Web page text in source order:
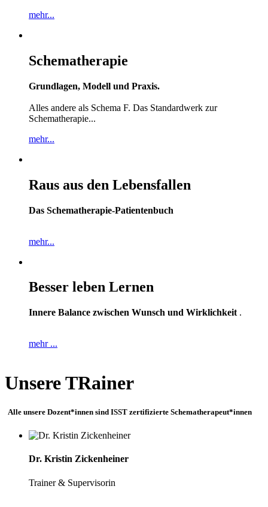
mehr...
Schematherapie
Grundlagen, Modell und Praxis.
Alles andere als Schema F. Das Standardwerk zur
Schematherapie...
mehr...
Raus aus den Lebensfallen
Das Schematherapie-Patientenbuch
mehr...
Besser leben Lernen
Innere Balance zwischen Wunsch und Wirklichkeit .
mehr ...
Unsere TRainer
Alle unsere Dozent*innen sind ISST zertifizierte Schematherapeut*innen
Dr. Kristin Zickenheiner
Trainer & Supervisorin